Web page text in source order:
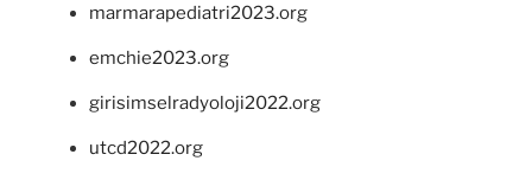
marmarapediatri2023.org
emchie2023.org
girisimselradyoloji2022.org
utcd2022.org